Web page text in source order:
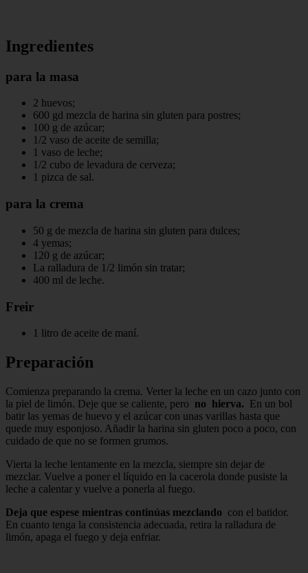
Ingredientes
para la masa
2 huevos;
600 gd mezcla de harina sin gluten para postres;
100 g de azúcar;
1/2 vaso de aceite de semilla;
1 vaso de leche;
1/2 cubo de levadura de cerveza;
1 pizca de sal.
para la crema
50 g de mezcla de harina sin gluten para dulces;
4 yemas;
120 g de azúcar;
La ralladura de 1/2 limón sin tratar;
400 ml de leche.
Freir
1 litro de aceite de maní.
Preparación
Comienza preparando la crema. Verter la leche en un cazo junto con
la piel de limón. Deje que se caliente, pero no hierva. En un bol
batir las yemas de huevo y el azúcar con unas varillas hasta que
quede muy esponjoso. Añadir la harina sin gluten poco a poco, con
cuidado de que no se formen grumos.
Vierta la leche lentamente en la mezcla, siempre sin dejar de
mezclar. Vuelve a poner el líquido en la cacerola donde pusiste la
leche a calentar y vuelve a ponerla al fuego.
Deja que espese mientras continúas mezclando con el batidor.
En cuanto tenga la consistencia adecuada, retira la ralladura de
limón, apaga el fuego y deja enfriar.